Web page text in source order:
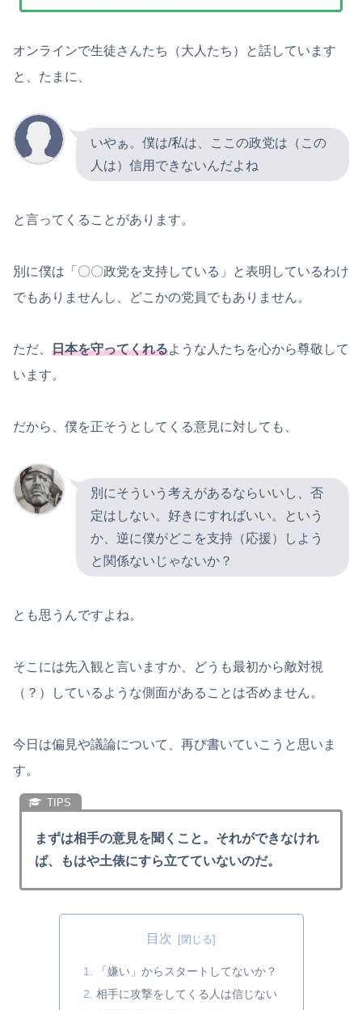
オンラインで生徒さんたち（大人たち）と話しています
と、たまに、
いやぁ。僕は/私は、ここの政党は（この
人は）信用できないんだよね
と言ってくることがあります。
別に僕は「〇〇政党を支持している」と表明しているわけ
でもありませんし、どこかの党員でもありません。
ただ、 日本を守ってくれるような人たちを心から尊敬して
います。
だから、僕を正そうとしてくる意見に対しても、
別にそういう考えがあるならいいし、否
定はしない。好きにすればいい。という
か、逆に僕がどこを支持（応援）しよう
と関係ないじゃないか？
とも思うんですよね。
そこには先入観と言いますか、どうも最初から敵対視
（？）しているような側面があることは否めません。
今日は偏見や議論について、再び書いていこうと思いま
す。
まずは相手の意見を聞くこと。それができなけれ
ば、もはや土俵にすら立てていないのだ。
目次
「嫌い」からスタートしてないか？
相手に攻撃をしてくる人は信じない